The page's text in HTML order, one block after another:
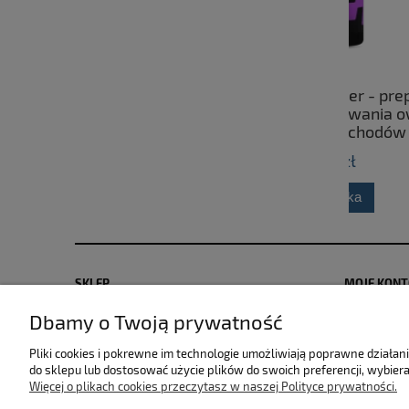
SKLEP
Zwroty i reklamacje
Regulamin sklepu
MOJE
Dbamy o Twoją prywatność
Pliki cookies i pokrewne im technologie umożliwiają poprawne
do sklepu lub dostosować użycie plików do swoich preferencji,
Więcej o plikach cookies przeczytasz w naszej Polityce prywatności.